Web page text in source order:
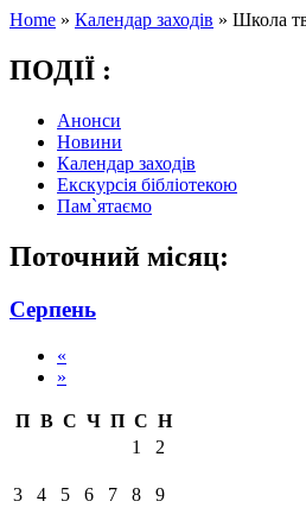
Home » Календар заходів » Школа
ПОДІЇ :
Анонси
Новини
Календар заходів
Екскурсія бібліотекою
Пам`ятаємо
Поточний місяц:
Серпень
«
»
П В С Ч П С Н
1
2
3 4 5 6 7 8 9